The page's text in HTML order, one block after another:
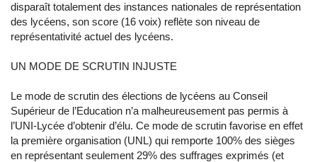
disparaît totalement des instances nationales de représentation
des lycéens, son score (16 voix) reflète son niveau de
représentativité actuel des lycéens.
UN MODE DE SCRUTIN INJUSTE
Le mode de scrutin des élections de lycéens au Conseil
Supérieur de l’Education n’a malheureusement pas permis à
l’UNI-Lycée d’obtenir d’élu. Ce mode de scrutin favorise en effet
la première organisation (UNL) qui remporte 100% des sièges
en représentant seulement 29% des suffrages exprimés (et